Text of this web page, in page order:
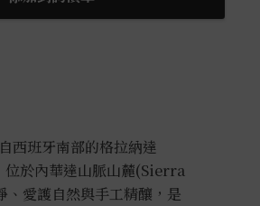
西班牙南部的格拉納達
於內華達山脈山麓(Sierra
愛護自然與手工精釀，是